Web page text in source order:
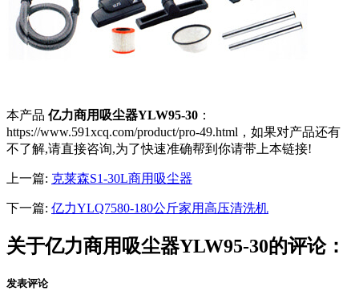
本产品 亿力商用吸尘器YLW95-30 ：
https://www.591xcq.com/product/pro-49.html，如果对产品还有
不了解,请直接咨询,为了快速准确帮到你请带上本链接!
上一篇: 克莱森S1-30L商用吸尘器
下一篇: 亿力YLQ7580-180公斤家用高压清洗机
关于亿力商用吸尘器YLW95-30的评论：
发表评论